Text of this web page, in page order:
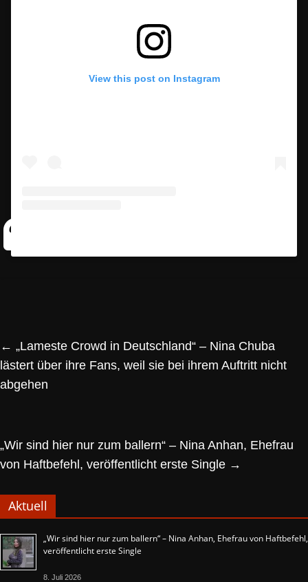
View this post on Instagram
← „Lameste Crowd in Deutschland“ – Nina Chuba
lästert über ihre Fans, weil sie bei ihrem Auftritt nicht
abgehen
„Wir sind hier nur zum ballern“ – Nina Anhan, Ehefrau
von Haftbefehl, veröffentlicht erste Single →
Aktuell
„Wir sind hier nur zum ballern“ – Nina Anhan, Ehefrau von Haftbefehl,
veröffentlicht erste Single
8. Juli 2026